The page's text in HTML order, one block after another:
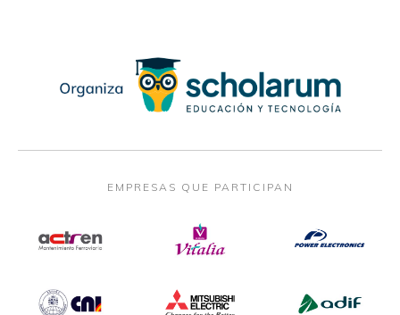
EMPRESAS QUE PARTICIPAN